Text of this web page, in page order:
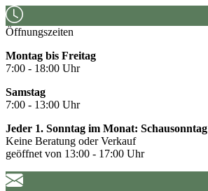
Öffnungszeiten
Montag bis Freitag
7:00 - 18:00 Uhr
Samstag
7:00 - 13:00 Uhr
Jeder 1. Sonntag im Monat: Schausonntag
Keine Beratung oder Verkauf
geöffnet von 13:00 - 17:00 Uhr